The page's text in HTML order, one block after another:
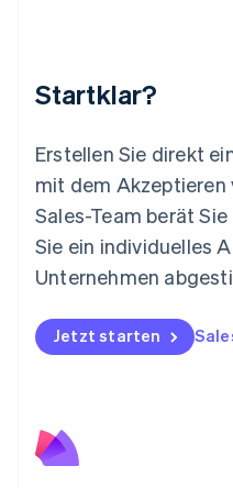
Startklar?
Erstellen Sie direkt
mit dem Akzeptieren
Sales-Team berät
Sie ein individuelles
Unternehmen
Jetzt starten
Español English
Niederlande
NederlandsEnglish
English
Österreich
Deutsch
Polen
Portugal
PortuguêsEnglish
Svenska
Schweiz